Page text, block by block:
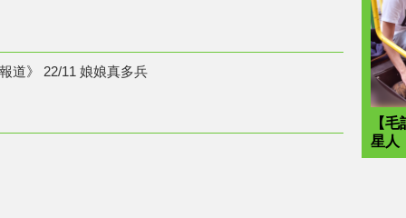
道》 22/11 娘娘真多兵
【
星人